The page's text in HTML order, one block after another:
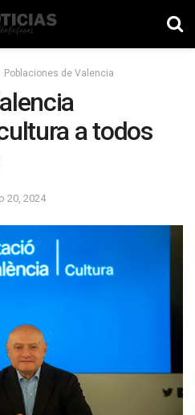
Poblaciones de Valencia
a todos
20, 2024